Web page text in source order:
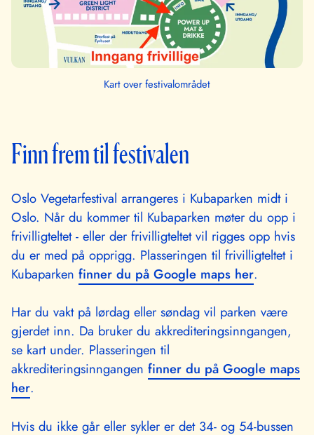
Kart over festivalområdet
Finn frem til festivalen
Oslo Vegetarfestival arrangeres i Kubaparken midt i
Oslo. Når du kommer til Kubaparken møter du opp i
frivilligteltet - eller der frivilligteltet vil rigges opp hvis
du er med på opprigg. Plasseringen til frivilligteltet i
Kubaparken finner du på Google maps her.
Har du vakt på lørdag eller søndag vil parken være
gjerdet inn. Da bruker du akkrediteringsinngangen,
se kart under. Plasseringen til
akkrediteringsinngangen finner du på Google maps
her.
Hvis du ikke går eller sykler er det 34- og 54-bussen